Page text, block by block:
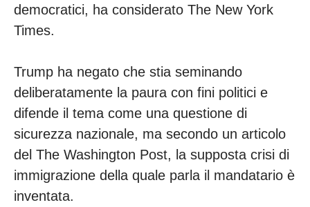
democratici, ha considerato The New York
Times.
Trump ha negato che stia seminando
deliberatamente la paura con fini politici e
difende il tema come una questione di
sicurezza nazionale, ma secondo un articolo
del The Washington Post, la supposta crisi di
immigrazione della quale parla il mandatario è
inventata.